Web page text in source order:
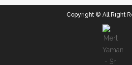
Copyright © All Right